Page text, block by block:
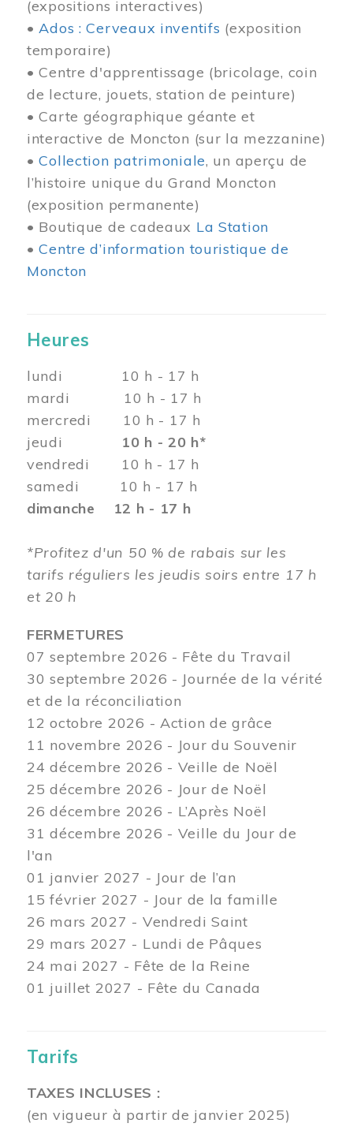
(expositions interactives)
•Ados : Cerveaux inventifs (exposition
temporaire)
• Centre d'apprentissage (bricolage, coin
de lecture, jouets, station de peinture)
• Carte géographique géante et
interactive de Moncton (sur la mezzanine)
•Collection patrimoniale, un aperçu de
l’histoire unique du Grand Moncton
(exposition permanente)
• Boutique de cadeaux La Station
•Centre d’information touristique de
Moncton
Heures
lundi 10 h - 17 h
mardi 10 h - 17 h
mercredi 10 h - 17 h
jeudi 10 h - 20 h*
vendredi 10 h - 17 h
samedi 10 h - 17 h
dimanche 12 h - 17 h
*Profitez d'un 50 % de rabais sur les
tarifs réguliers les jeudis soirs entre 17 h
et 20 h
FERMETURES
07 septembre 2026 - Fête du Travail
30 septembre 2026 - Journée de la vérité
et de la réconciliation
12 octobre 2026 - Action de grâce
11 novembre 2026 - Jour du Souvenir
24 décembre 2026 - Veille de Noël
25 décembre 2026 - Jour de Noël
26 décembre 2026 - L’Après Noël
31 décembre 2026 - Veille du Jour de
l'an
01 janvier 2027 - Jour de l’an
15 février 2027 - Jour de la famille
26 mars 2027 - Vendredi Saint
29 mars 2027 - Lundi de Pâques
24 mai 2027 - Fête de la Reine
01 juillet 2027 - Fête du Canada
Tarifs
TAXES INCLUSES :
(en vigueur à partir de janvier 2025)